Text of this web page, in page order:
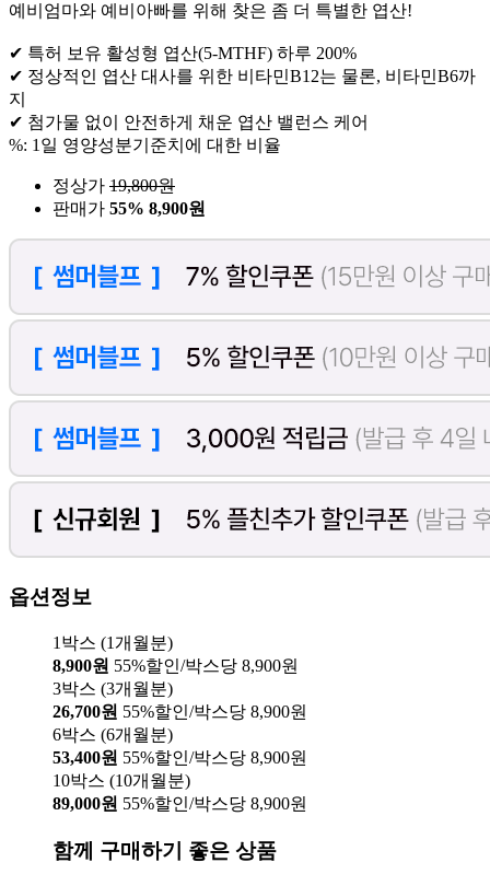
예비엄마와 예비아빠를 위해 찾은 좀 더 특별한 엽산!
✔ 특허 보유 활성형 엽산(5-MTHF) 하루 200%
✔ 정상적인 엽산 대사를 위한 비타민B12는 물론, 비타민B6까
지
✔ 첨가물 없이 안전하게 채운 엽산 밸런스 케어
%: 1일 영양성분기준치에 대한 비율
정상가 19,800원
판매가 55% 8,900원
옵션정보
1박스 (1개월분)
8,900원 55%할인/박스당 8,900원
3박스 (3개월분)
26,700원 55%할인/박스당 8,900원
6박스 (6개월분)
53,400원 55%할인/박스당 8,900원
10박스 (10개월분)
89,000원 55%할인/박스당 8,900원
함께 구매하기 좋은 상품